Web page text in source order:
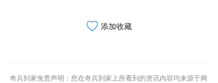
添加收藏
奇兵到家免责声明：您在奇兵到家上所看到的资讯内容均来源于网